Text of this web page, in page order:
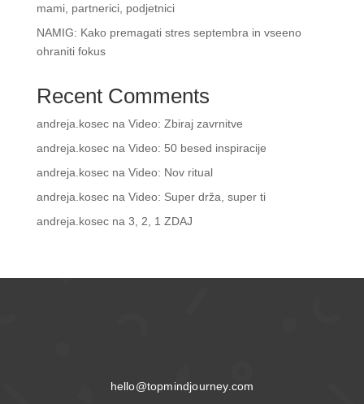
mami, partnerici, podjetnici
NAMIG: Kako premagati stres septembra in vseeno
ohraniti fokus
Recent Comments
andreja.kosecna Video: Zbiraj zavrnitve
andreja.kosecna Video: 50 besed inspiracije
andreja.kosecna Video: Nov ritual
andreja.kosecna Video: Super drža, super ti
andreja.kosecna 3, 2, 1 ZDAJ
hello@topmindjourney.com